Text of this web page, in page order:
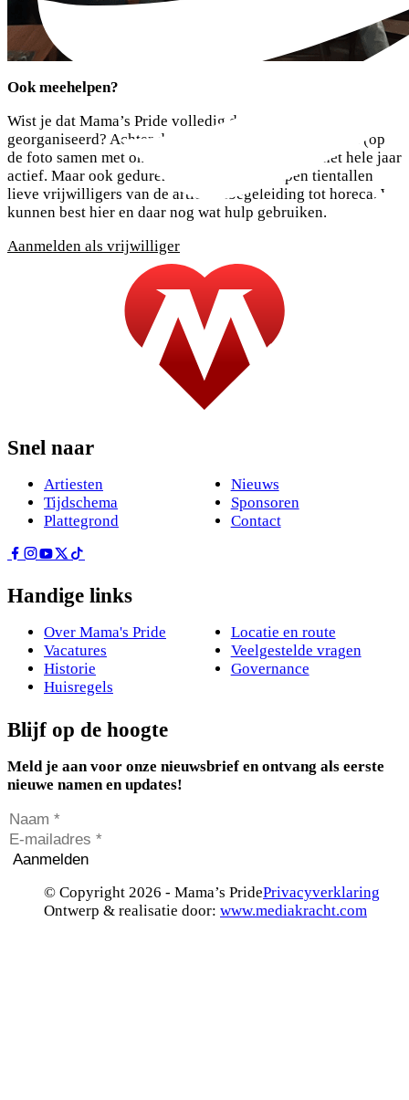
Ook meehelpen?
Wist je dat Mama’s Pride volledig door vrijwilligers wordt
georganiseerd? Achter de schermen is er een kernteam (op
de foto samen met onze festivalpartner Instatec) het hele jaar
actief. Maar ook gedurende het festival helpen tientallen
lieve vrijwilligers van de artiestenbegeleiding tot horeca. We
kunnen best hier en daar nog wat hulp gebruiken.
Aanmelden als vrijwilliger
Snel naar
Artiesten
Tijdschema
Plattegrond
Nieuws
Sponsoren
Contact
Handige links
Over Mama's Pride
Vacatures
Historie
Huisregels
Locatie en route
Veelgestelde vragen
Governance
Blijf op de hoogte
Meld je aan voor onze nieuwsbrief en ontvang als eerste
nieuwe namen en updates!
Aanmelden
© Copyright 2026 - Mama’s PridePrivacyverklaring
Ontwerp & realisatie door: www.mediakracht.com